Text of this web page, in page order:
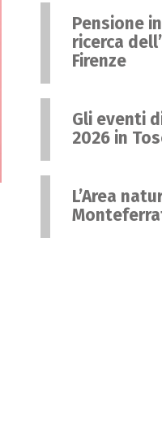
Pensione
ricerca
Firenze
Gli eventi
2026 in
L’Area